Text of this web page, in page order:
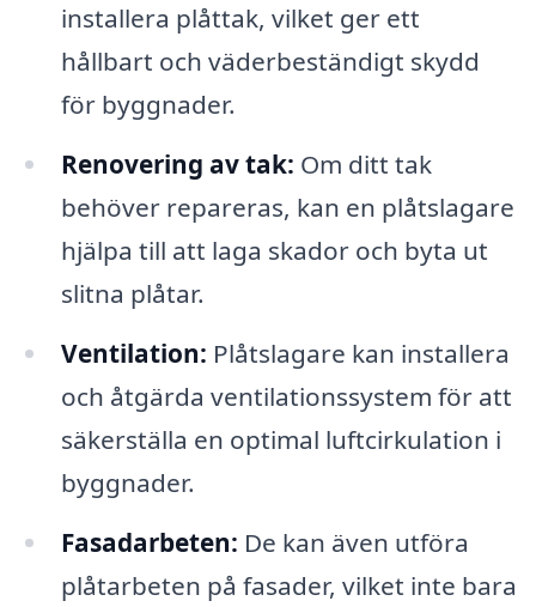
installera plåttak, vilket ger ett
hållbart och väderbeständigt skydd
för byggnader.
Renovering av tak: Om ditt tak
behöver repareras, kan en plåtslagare
hjälpa till att laga skador och byta ut
slitna plåtar.
Ventilation: Plåtslagare kan installera
och åtgärda ventilationssystem för att
säkerställa en optimal luftcirkulation i
byggnader.
Fasadarbeten: De kan även utföra
plåtarbeten på fasader, vilket inte bara